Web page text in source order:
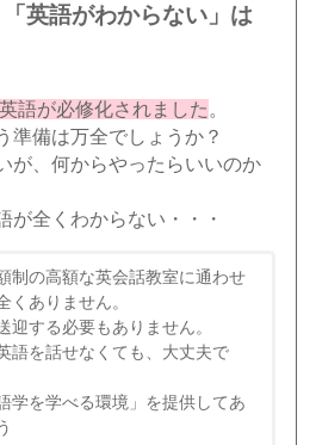
英語がわからない」は
語が必修化されました 。
準備は万全でしょうか？
が、何からやったらいいのか
が全くわからない・・・
制の高額な英会話教室に通わせ
くありません。
迎する必要もありません。
語を話せなくても、大丈夫で
学を学べる環境」を提供してあ